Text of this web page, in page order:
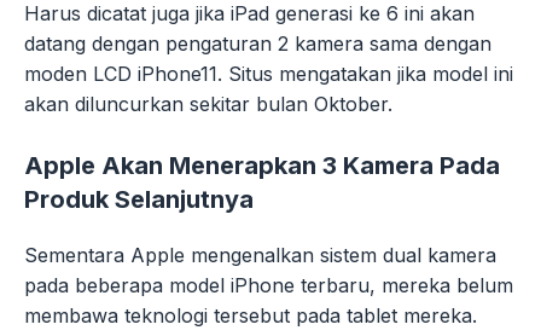
Harus dicatat juga jika iPad generasi ke 6 ini akan
datang dengan pengaturan 2 kamera sama dengan
moden LCD iPhone11. Situs mengatakan jika model ini
akan diluncurkan sekitar bulan Oktober.
Apple Akan Menerapkan 3 Kamera Pada
Produk Selanjutnya
Sementara Apple mengenalkan sistem dual kamera
pada beberapa model iPhone terbaru, mereka belum
membawa teknologi tersebut pada tablet mereka.